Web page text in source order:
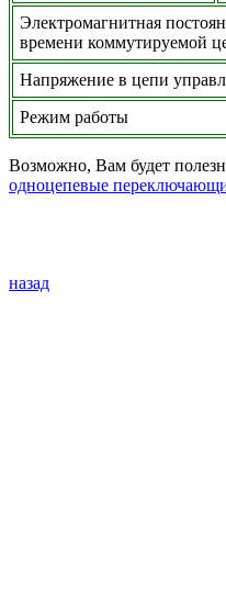
Электромагнитная
времени коммутируемой
Напряжение в цепи
Режим работы
Возможно, Вам будет
одноцепевые
назад